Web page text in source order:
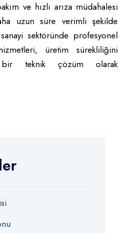
ve hızlı arıza müdahalesi
uzun süre verimli şekilde
sektöründe profesyonel
üretim sürekliliğini
bir teknik çözüm olarak